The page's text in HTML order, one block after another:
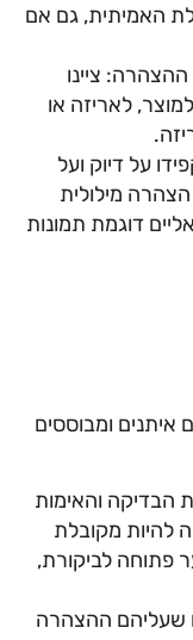
האמיתית, גם אם
ציינו
לאריזה או
על דיוק ועל
מילולית
דוגמת תמונות
איתנים ומבוססים
הבדיקה והאימות
להיות מקובלת
פתוחה לביקורת,
שעליהם ההצהרה